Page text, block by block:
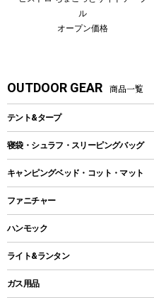
ル
オープン価格
OUTDOOR GEAR 商品一覧
テント&タープ
テント
ツールームテント
ワンポールテント
シェルターテント
ロッジ型・オリジナルテント
寝袋・シュラフ・スリーピングバッグ
レクタングラー型（封筒型）シュラフ
インナーシュラフ
キャンピングベッド・コット・マット
キャンピングベッド・コット
インフレータブルマット
ファニチャー
アウトドアテーブル
レジャーシート
ハンモック
ライト&ランタン
LEDランタン
ガス用品